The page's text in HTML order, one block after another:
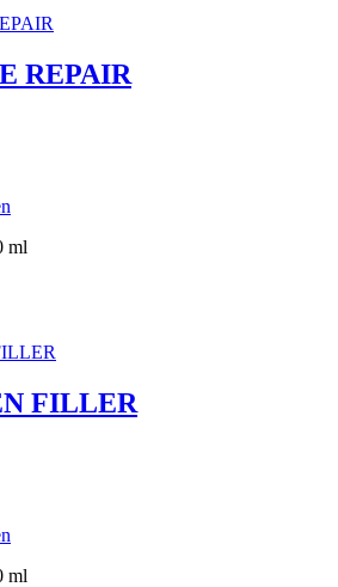
REPAIR
ml
FILLER
ml